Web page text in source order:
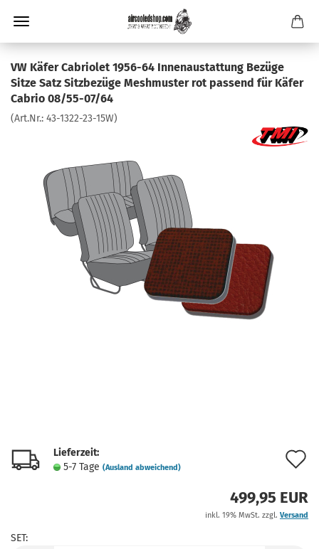
VW Käfer Cabriolet 1956-64 Innenaustattung Bezüge
Sitze Satz Sitzbezüge Meshmuster rot passend für Käfer
Cabrio 08/55-07/64
(Art.Nr.: 43-1322-23-15W)
Lieferzeit:
5-7 Tage (Ausland abweichend)
499,95 EUR
inkl. 19% MwSt. zzgl. Versand
SET: